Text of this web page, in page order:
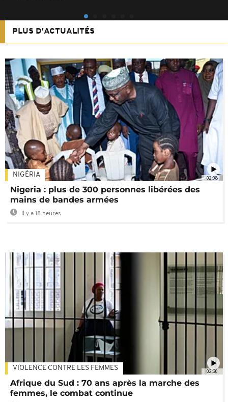
PLUS D'ACTUALITÉS
02:08
NIGÉRIA
Nigeria : plus de 300 personnes libérées des
mains de bandes armées
Il y a 18 heures
02:30
VIOLENCE CONTRE LES FEMMES
Afrique du Sud : 70 ans après la marche des
femmes, le combat continue